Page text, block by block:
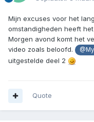
Mijn excuses voor het
omstandigheden heeft
Morgen avond komt het
video zoals beloofd.
uitgestelde deel 2
Quote